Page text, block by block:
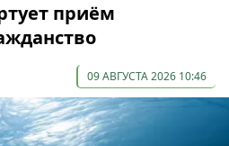
приём
09 АВГУСТА 2026 10:46